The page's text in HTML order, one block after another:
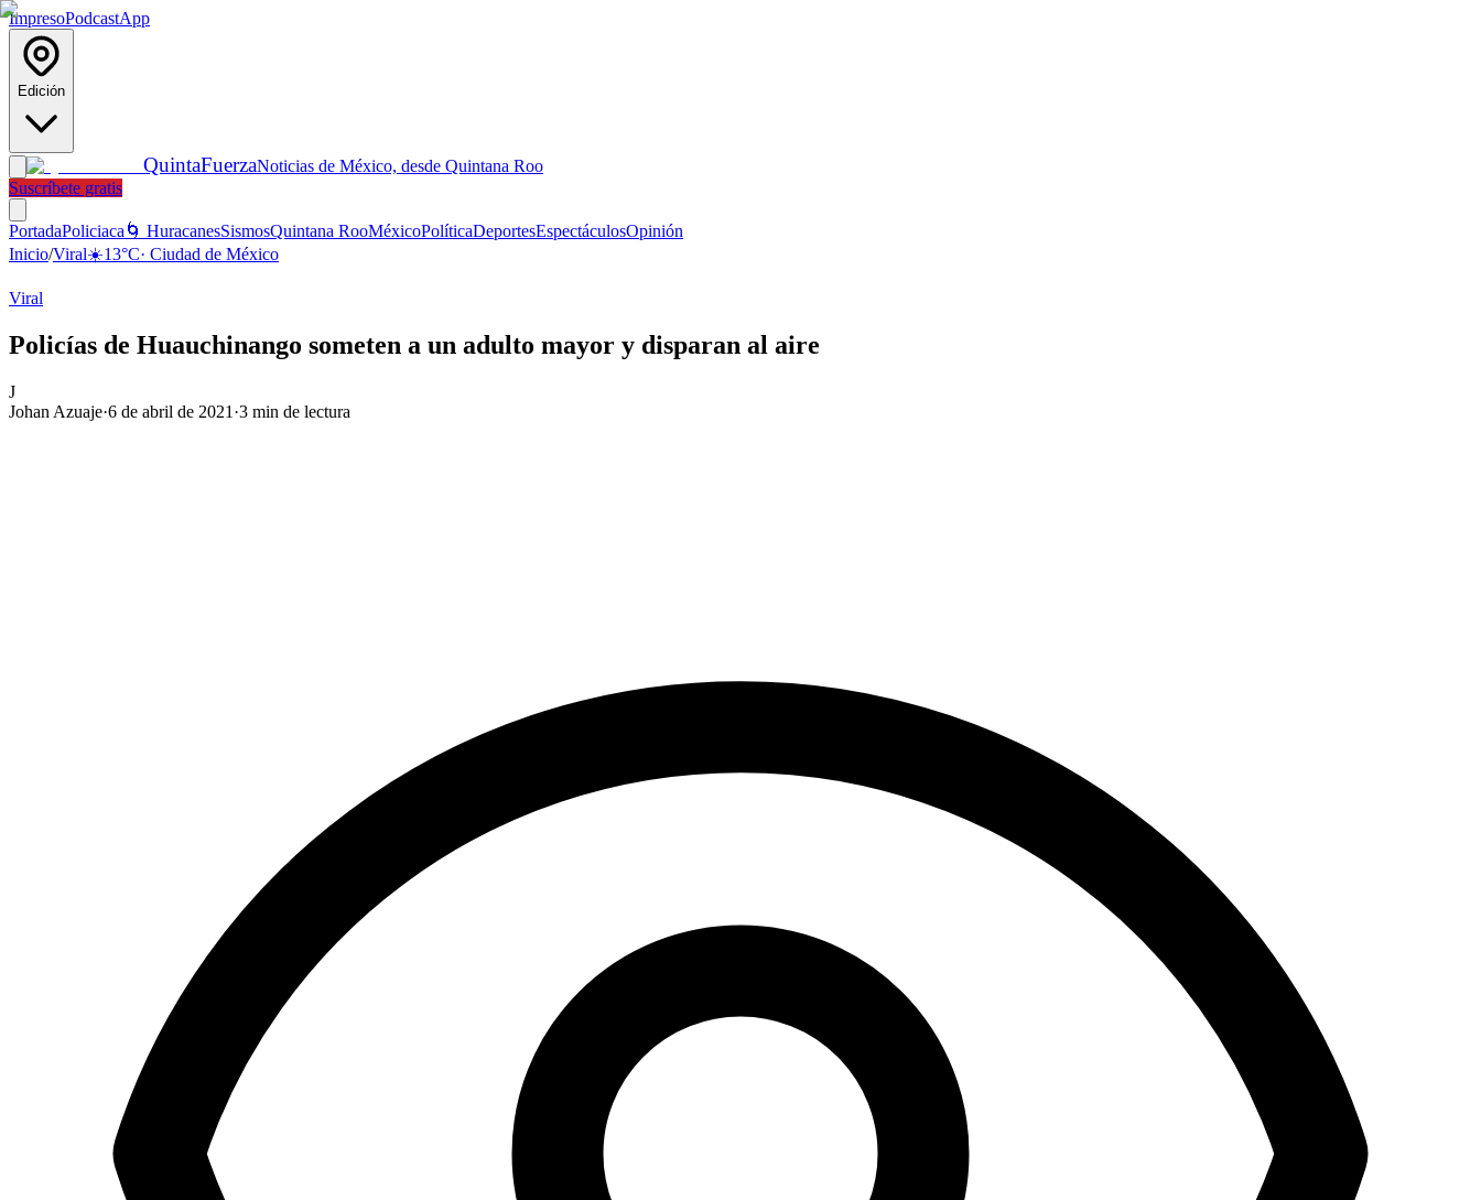
ImpresoPodcastApp
Edición
QuintaFuerzaNoticias de México, desde Quintana Roo
Suscríbete gratis
PortadaPoliciaca 🌀 HuracanesSismosQuintana RooMéxicoPolíticaDeportesEspectáculosOpinión
Inicio/Viral☀️13°C· Ciudad de México
Viral
Policías de Huauchinango someten a un adulto mayor y disparan al aire
J
Johan Azuaje·6 de abril de 2021 ·3 min de lectura